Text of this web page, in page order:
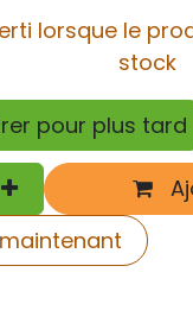
lorsque le
stock
pour plus tard